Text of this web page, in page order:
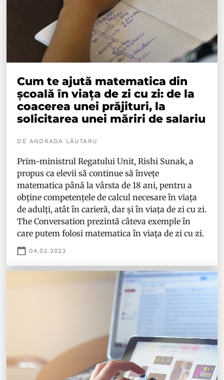
Cum te ajută matematica din
școală în viața de zi cu zi: de la
coacerea unei prăjituri, la
solicitarea unei măriri de salariu
DE ANDRADA LĂUTARU
Prim-ministrul Regatului Unit, Rishi Sunak, a
propus ca elevii să continue să învețe
matematica până la vârsta de 18 ani, pentru a
obține competențele de calcul necesare în viața
de adulți, atât în carieră, dar și în viața de zi cu zi.
The Conversation prezintă câteva exemple în
care putem folosi matematica în viața de zi cu zi.
04.03.2023